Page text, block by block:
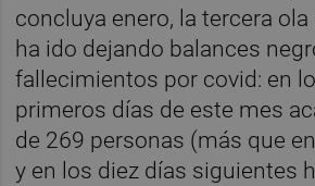
concluya enero, la tercera
ha ido dejando balances
fallecimientos por covid: en
primeros días de este mes
de 269 personas (más que
y en los diez días siguientes